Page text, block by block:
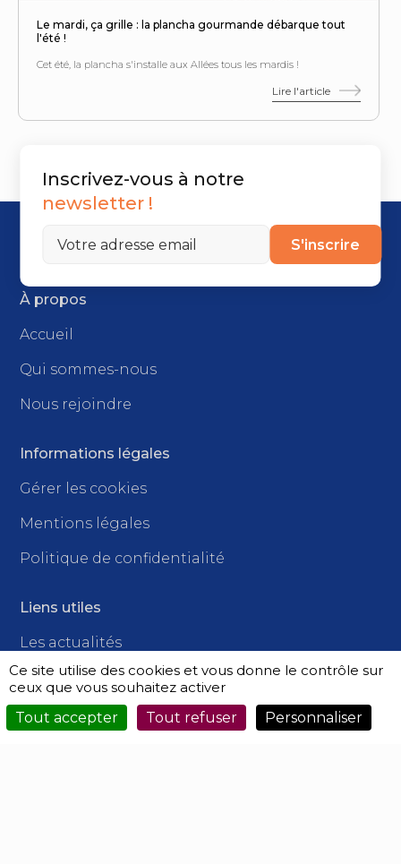
Le mardi, ça grille : la plancha gourmande débarque tout
l'été !
Cet été, la plancha s'installe aux Allées tous les mardis !
Lire l'article
À propos
Accueil
Qui sommes-nous
Nous rejoindre
Informations légales
Gérer les cookies
Mentions légales
Politique de confidentialité
Liens utiles
Les actualités
Nous contacter
Besoins d'informations ?
Inscrivez-vous à notre
newsletter !
S'inscrire
Ce site utilise des cookies et vous donne le contrôle sur
ceux que vous souhaitez activer
Tout accepter
Tout refuser Personnaliser